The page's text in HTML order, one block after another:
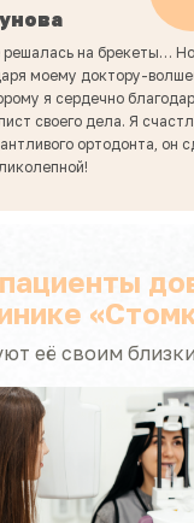
решалась на брекеты…
моему доктору-
я сердечно
своего дела. Я
ортодонта, он
её своим